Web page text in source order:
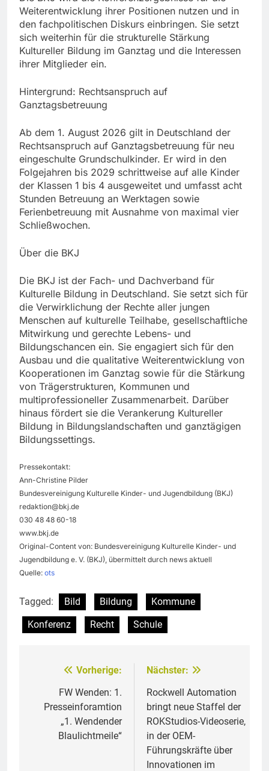
Weiterentwicklung ihrer Positionen nutzen und in
den fachpolitischen Diskurs einbringen. Sie setzt
sich weiterhin für die strukturelle Stärkung
Kultureller Bildung im Ganztag und die Interessen
ihrer Mitglieder ein.
Hintergrund: Rechtsanspruch auf
Ganztagsbetreuung
Ab dem 1. August 2026 gilt in Deutschland der
Rechtsanspruch auf Ganztagsbetreuung für neu
eingeschulte Grundschulkinder. Er wird in den
Folgejahren bis 2029 schrittweise auf alle Kinder
der Klassen 1 bis 4 ausgeweitet und umfasst acht
Stunden Betreuung an Werktagen sowie
Ferienbetreuung mit Ausnahme von maximal vier
Schließwochen.
Über die BKJ
Die BKJ ist der Fach- und Dachverband für
Kulturelle Bildung in Deutschland. Sie setzt sich für
die Verwirklichung der Rechte aller jungen
Menschen auf kulturelle Teilhabe, gesellschaftliche
Mitwirkung und gerechte Lebens- und
Bildungschancen ein. Sie engagiert sich für den
Ausbau und die qualitative Weiterentwicklung von
Kooperationen im Ganztag sowie für die Stärkung
von Trägerstrukturen, Kommunen und
multiprofessioneller Zusammenarbeit. Darüber
hinaus fördert sie die Verankerung Kultureller
Bildung in Bildungslandschaften und ganztägigen
Bildungssettings.
Pressekontakt:
Ann-Christine Pilder
Bundesvereinigung Kulturelle Kinder- und Jugendbildung (BKJ)
redaktion@bkj.de
030 48 48 60-18
www.bkj.de
Original-Content von: Bundesvereinigung Kulturelle Kinder- und
Jugendbildung e. V. (BKJ), übermittelt durch news aktuell
Quelle: ots
Tagged: Bild Bildung
Kommune
Konferenz
Recht Schule
Beitragsnavigation
Vorherige:
FW Wenden: 1.
Presseinforamtion
„1. Wendender
Blaulichtmeile“
Nächster:
Rockwell Automation
bringt neue Staffel der
ROKStudios-Videoserie,
in der OEM-
Führungskräfte über
Innovationen im